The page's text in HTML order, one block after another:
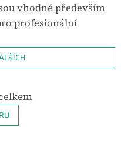
vhodné především
profesionální
atd.Mají
ovládání,
konstrukci s
tělem a
kompresorem.